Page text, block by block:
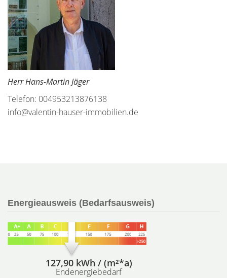
Herr Hans-Martin Jäger
Telefon: 004953213876138
info@valentin-hauser-immobilien.de
Energieausweis (Bedarfsausweis)
127,90 kWh / (m²*a)
Endenergiebedarf